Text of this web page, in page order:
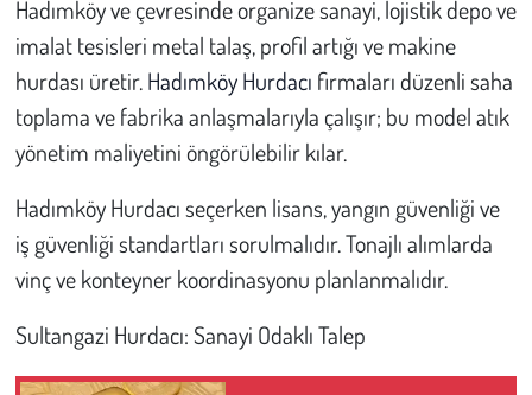
Hadımköy ve çevresinde organize sanayi, lojistik depo ve
imalat tesisleri metal talaş, profil artığı ve makine
hurdası üretir.Hadımköy Hurdacı firmaları düzenli saha
toplama ve fabrika anlaşmalarıyla çalışır; bu model atık
yönetim maliyetini öngörülebilir kılar.
Hadımköy Hurdacı seçerken lisans, yangın güvenliği ve
iş güvenliği standartları sorulmalıdır. Tonajlı alımlarda
vinç ve konteyner koordinasyonu planlanmalıdır.
Sultangazi Hurdacı: Sanayi Odaklı Talep